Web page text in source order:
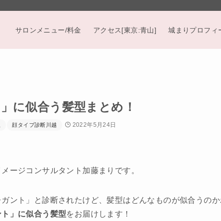
サロンメニュー/料金 アクセス[東京:青山] 城まりプロフィ
に似合う髪型まとめ！
顔タイプ診断川越 2022年5月24日
ージコンサルタント加藤まりです。
ント」と診断されたけど、髪型はどんなものが似合うの
」に似合う髪型をお届けします！